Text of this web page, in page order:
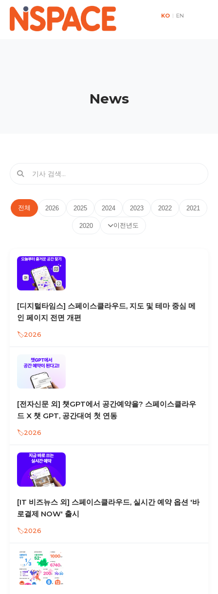
KO | EN
News
전체 2026 2025 2024 2023 2022 2021
2020 이전년도
[디지털타임스] 스페이스클라우드, 지도 및 테마 중심 메
인 페이지 전면 개편
2026
[전자신문 외] 챗GPT에서 공간예약을? 스페이스클라우
드 X 챗 GPT, 공간대여 첫 연동
2026
[IT 비즈뉴스 외] 스페이스클라우드, 실시간 예약 옵션 '바
로결제 NOW' 출시
2026